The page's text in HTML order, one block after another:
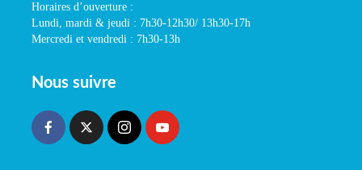
Horaires d’ouverture :
Lundi, mardi & jeudi : 7h30-12h30/ 13h30-17h
Mercredi et vendredi : 7h30-13h
Nous suivre